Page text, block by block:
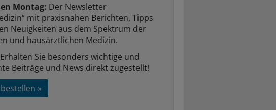
Montag: Der Newsletter
mit praxisnahen Berichten, Tipps
Neuigkeiten aus dem Spektrum der
und hausärztlichen Medizin.
Erhalten Sie besonders wichtige und
Beiträge und News direkt zugestellt!
»